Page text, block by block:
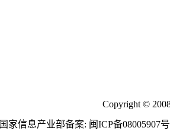
Copyright ©
国家信息产业部备案: 闽ICP备08005907